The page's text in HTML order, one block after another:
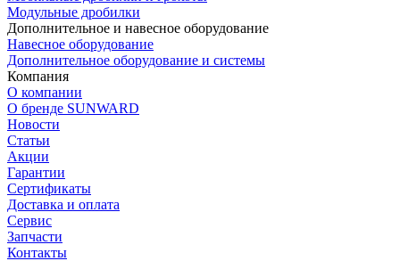
Модульные дробилки
Дополнительное и навесное оборудование
Навесное оборудование
Дополнительное оборудование и системы
Компания
О компании
О бренде SUNWARD
Новости
Статьи
Акции
Гарантии
Сертификаты
Доставка и оплата
Сервис
Запчасти
Контакты